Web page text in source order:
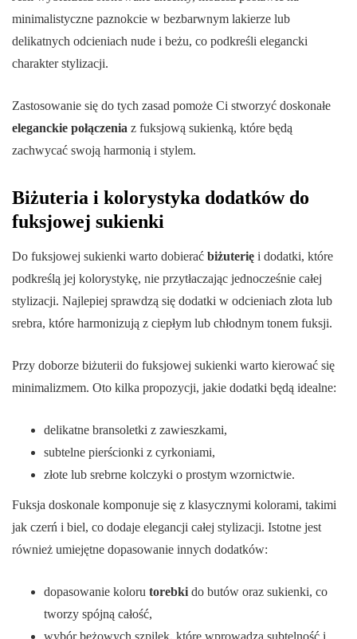
minimalistyczne paznokcie w bezbarwnym lakierze lub
delikatnych odcieniach nude i beżu, co podkreśli elegancki
charakter stylizacji.
Zastosowanie się do tych zasad pomoże Ci stworzyć doskonałe
eleganckie połączenia z fuksjową sukienką, które będą
zachwycać swoją harmonią i stylem.
Biżuteria i kolorystyka dodatków do
fuksjowej sukienki
Do fuksjowej sukienki warto dobierać biżuterię i dodatki, które
podkreślą jej kolorystykę, nie przytłaczając jednocześnie całej
stylizacji. Najlepiej sprawdzą się dodatki w odcieniach złota lub
srebra, które harmonizują z ciepłym lub chłodnym tonem fuksji.
Przy doborze biżuterii do fuksjowej sukienki warto kierować się
minimalizmem. Oto kilka propozycji, jakie dodatki będą idealne:
delikatne bransoletki z zawieszkami,
subtelne pierścionki z cyrkoniami,
złote lub srebrne kolczyki o prostym wzornictwie.
Fuksja doskonale komponuje się z klasycznymi kolorami, takimi
jak czerń i biel, co dodaje elegancji całej stylizacji. Istotne jest
również umiejętne dopasowanie innych dodatków:
dopasowanie koloru torebki do butów oraz sukienki, co
tworzy spójną całość,
wybór beżowych szpilek, które wprowadzą subtelność i